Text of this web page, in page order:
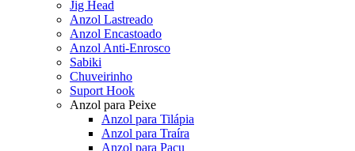
Jig Head
Anzol Lastreado
Anzol Encastoado
Anzol Anti-Enrosco
Sabiki
Chuveirinho
Suport Hook
Anzol para Peixe
Anzol para Tilápia
Anzol para Traíra
Anzol para Pacu